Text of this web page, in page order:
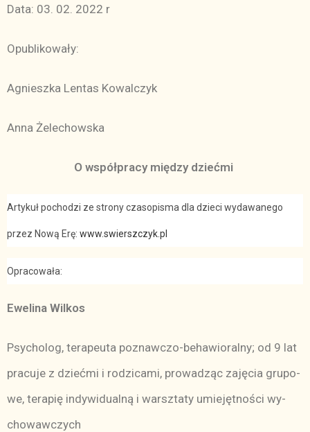
Data: 03. 02. 2022 r
Opublikowały:
Agnieszka Lentas Kowalczyk
Anna Żelechowska
O współpracy między dziećmi
Ar­ty­kuł po­cho­dzi ze stro­ny cza­so­pi­sma dla dzie­ci wy­da­wa­ne­go
przez No­wą Erę: www.swiersz­czyk.pl
Opracowała:
Ewe­li­na Wil­kos
Psy­cho­log, te­ra­peu­ta po­znaw­czo­-be­ha­wio­ral­ny; od 9 lat
pra­cu­je z dzieć­mi i ro­dzi­ca­mi, pro­wa­dząc za­ję­cia gru­po­
we, te­ra­pię in­dy­wi­du­al­ną i warsz­ta­ty umie­jęt­no­ści wy­
cho­waw­czych